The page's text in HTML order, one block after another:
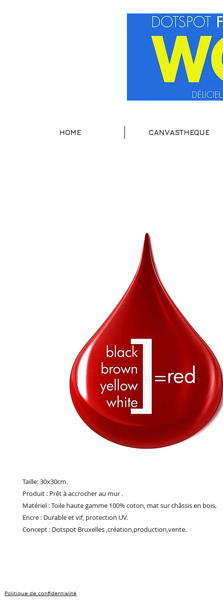
HOME CANVASTHEQUE
Taille: 30x30cm.
Produit : Prêt à accrocher au mur .
Matériel : Toile haute gamme 100% coton, mat sur châssis en bois.
Encre : Durable et vif, protection UV.
Concept : Dotspot Bruxelles ,création,production,vente.
Politique de confidentialité